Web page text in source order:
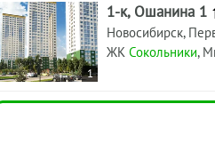
1
1-к, Ошанина 1
Новосибирск,
ЖК Сокольники,